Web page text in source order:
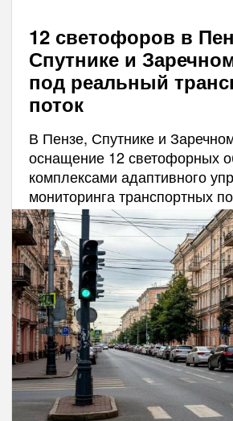
12 светофоров в
Спутнике и
под реальный
поток
В Пензе, Спутнике и
оснащение 12 светофорных
комплексами адаптивного
мониторинга транспортных